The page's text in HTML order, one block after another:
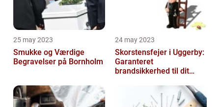
25 may 2023
Smukke og Værdige
Begravelser på Bornholm
24 may 2023
Skorstensfejer i Uggerby:
Garanteret
brandsikkerhed til dit